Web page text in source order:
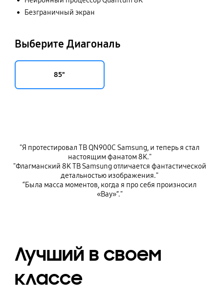
Безграничный экран
Выберите Диагональ
85"
"Я протестировал ТВ QN900C Samsung, и теперь я стал
настоящим фанатом 8K."
"Флагманский 8K ТВ Samsung отличается фантастической
детальностью изображения."
“Была масса моментов, когда я про себя произносил
«Вау»”."
Лучший в своем
классе